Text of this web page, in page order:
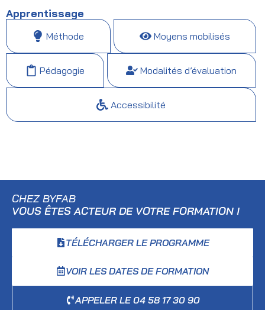
Apprentissage
Méthode Moyens mobilisés
Pédagogie Modalités d’évaluation
Accessibilité
CHEZ BYFAB
VOUS ÊTES ACTEUR DE VOTRE FORMATION !
TÉLÉCHARGER LE PROGRAMME
VOIR LES DATES DE FORMATION
APPELER LE 04 58 17 30 90